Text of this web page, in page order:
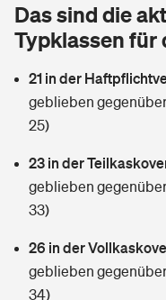
Rentenrechner: Wie viel
Wer versichert was:
Sie haben Fragen?
Vermieterrrechtsschutz
Restkreditversicherung
Zur Übersicht
Hochwasser-Check: Wie
Kinderunfall­ver­si­che­rung
Reiseversicherung
Handyversicherung
Private
Zur Übersicht
Wer versichert was:
Sie haben Fragen?
Das sind die
Typklassen für
21 in der
geblieben
25)
23 in der
geblieben
33)
26 in der
geblieben
34)